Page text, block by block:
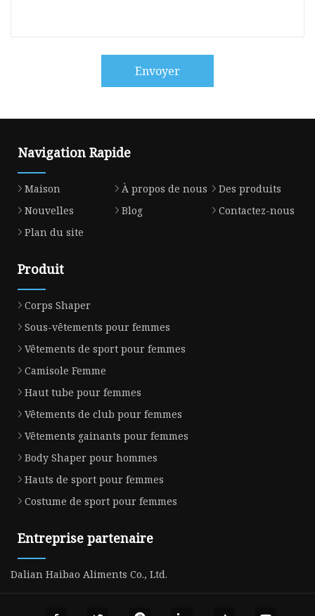
Envoyer
Navigation Rapide
Maison À propos de nous
Des produits
Nouvelles
Blog
Contactez-nous
Plan du site
Produit
Corps Shaper
Sous-vêtements pour femmes
Vêtements de sport pour femmes
Camisole Femme
Haut tube pour femmes
Vêtements de club pour femmes
Vêtements gainants pour femmes
Body Shaper pour hommes
Hauts de sport pour femmes
Costume de sport pour femmes
Entreprise partenaire
Dalian Haibao Aliments Co., Ltd.